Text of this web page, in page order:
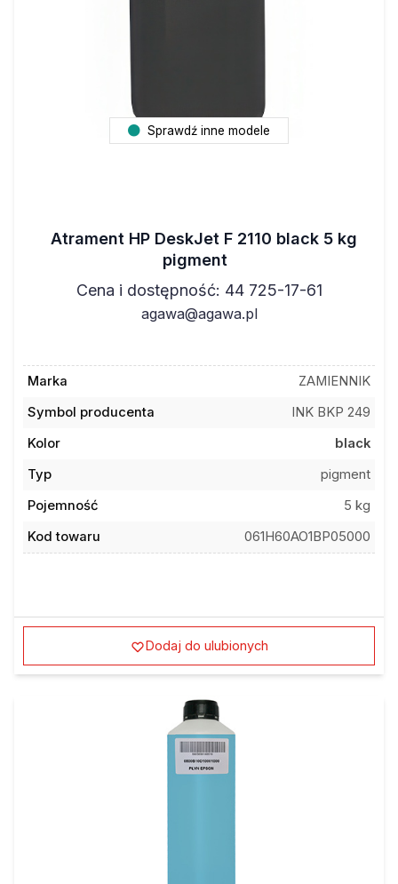
Sprawdź inne modele
Atrament HP DeskJet F 2110 black 5 kg
pigment
Cena i dostępność: 44 725-17-61
agawa@agawa.pl
Marka
ZAMIENNIK
Symbol producenta
INK BKP 249
Kolor
black
Typ
pigment
Pojemność
5 kg
Kod towaru
061H60AO1BP05000
Dodaj do ulubionych